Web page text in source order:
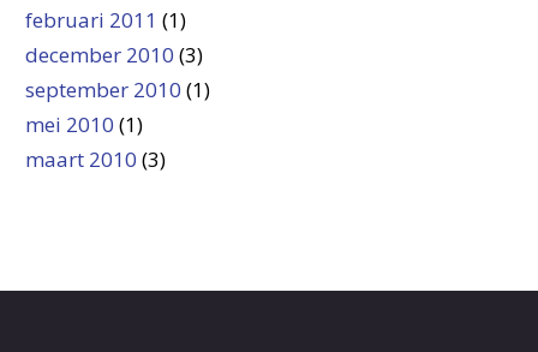
februari 2011 (1)
december 2010 (3)
september 2010 (1)
mei 2010 (1)
maart 2010 (3)